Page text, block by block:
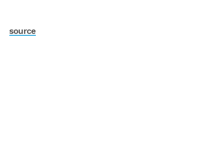
source